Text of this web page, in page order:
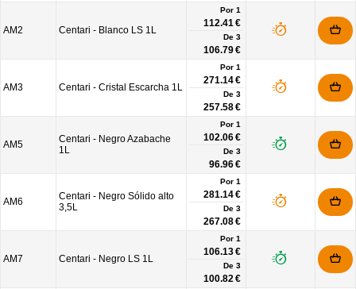
AM2 Centari - Blanco LS 1L
Por 1
112.41 €
De 3
106.79 €
AM3 Centari - Cristal Escarcha 1L
Por 1
271.14 €
De 3
257.58 €
AM5
Centari - Negro Azabache
1L
Por 1
102.06 €
De 3
96.96 €
AM6
Centari - Negro Sólido alto
3,5L
Por 1
281.14 €
De 3
267.08 €
AM7 Centari - Negro LS 1L
Por 1
106.13 €
De 3
100.82 €